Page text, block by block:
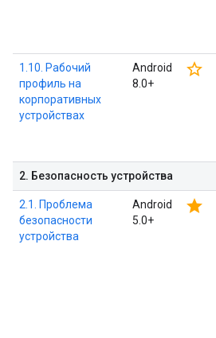
1.10. Рабочий
профиль на
корпоративных
устройствах
Android
8.0+
star_border
2. Безопасность устройства
2.1. Проблема
безопасности
устройства
Android
5.0+
star